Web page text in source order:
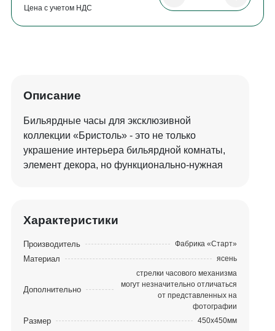
Цена с учетом НДС
Описание
Бильярдные часы для эксклюзивной
коллекции «Бристоль» - это не только
украшение интерьера бильярдной комнаты,
элемент декора, но функционально-нужная
Характеристики
Производитель Фабрика «Старт»
Материал ясень
Дополнительно
стрелки часового механизма
могут незначительно отличаться
от представленных на
фотографии
Размер 450х450мм